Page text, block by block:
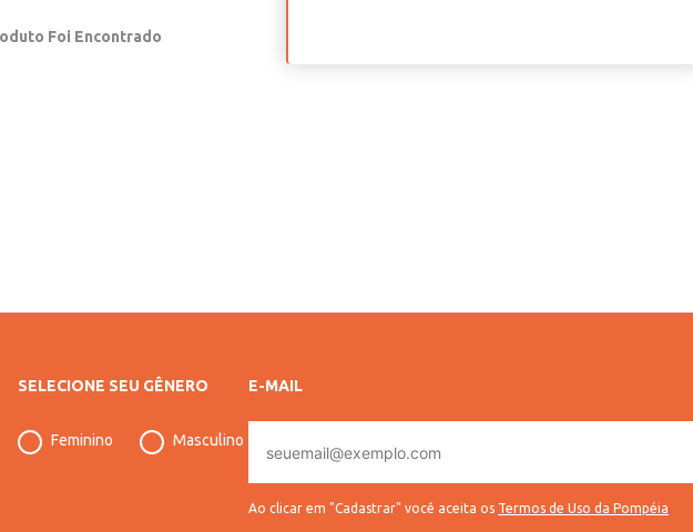
SELECIONE SEU GÊNERO
Feminino Masculino
E-MAIL
mail
Ao clicar em "Cadastrar" você aceita os Termos de Uso da Pompéia